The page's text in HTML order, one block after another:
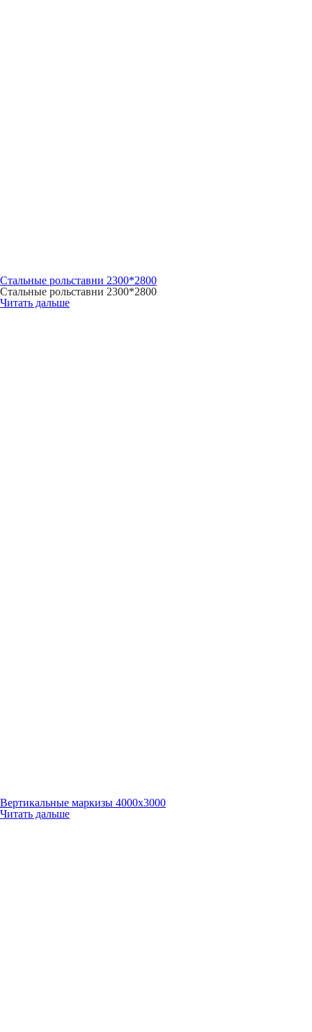
Стальные рольставни 2300*2800
Стальные рольставни 2300*2800
Читать дальше
Вертикальные маркизы 4000х3000
Читать дальше